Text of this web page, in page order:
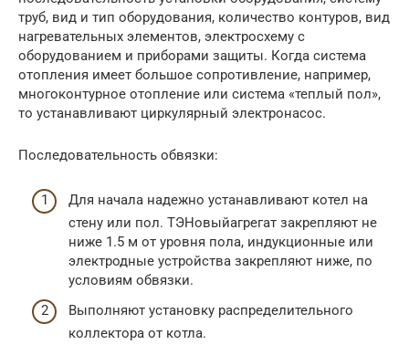
труб, вид и тип оборудования, количество контуров, вид
нагревательных элементов, электросхему с
оборудованием и приборами защиты. Когда система
отопления имеет большое сопротивление, например,
многоконтурное отопление или система «теплый пол»,
то устанавливают циркулярный электронасос.
Последовательность обвязки:
Для начала надежно устанавливают котел на
стену или пол. ТЭНовыйагрегат закрепляют не
ниже 1.5 м от уровня пола, индукционные или
электродные устройства закрепляют ниже, по
условиям обвязки.
Выполняют установку распределительного
коллектора от котла.